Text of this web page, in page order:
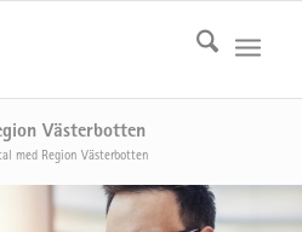
Västerbotten
med Region Västerbotten